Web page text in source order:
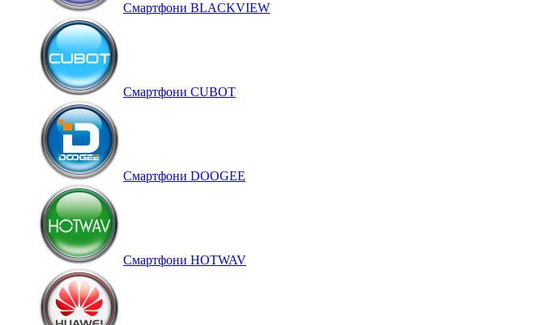
Смартфони BLACKVIEW
Смартфони CUBOT
Смартфони DOOGEE
Смартфони HOTWAV